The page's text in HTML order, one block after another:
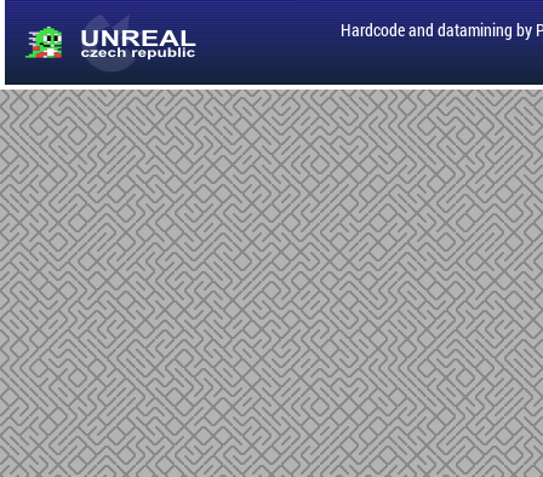
Hardcode and datamining by